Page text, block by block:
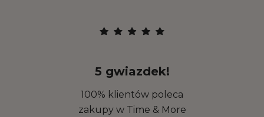
5 gwiazdek!
100% klientów poleca
zakupy w Time & More